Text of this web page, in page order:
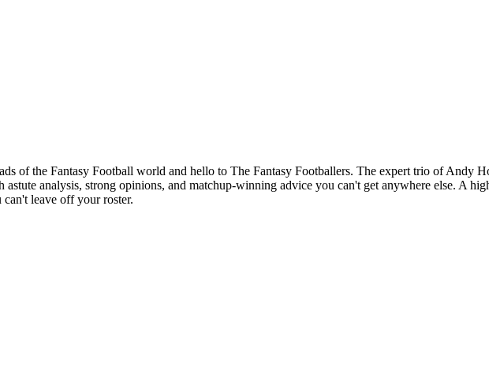
of the Fantasy Football world and hello to The Fantasy Footballers. The expert trio of Andy
analysis, strong opinions, and matchup-winning advice you can't get anywhere else. A
leave off your roster.